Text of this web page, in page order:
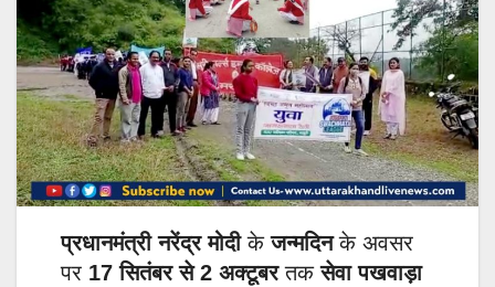
प्रधानमंत्री नरेंद्र मोदीकेजन्मदिनके अवसर
पर 17 सितंबर से 2 अक्टूबरतकसेवा पखवाड़ा